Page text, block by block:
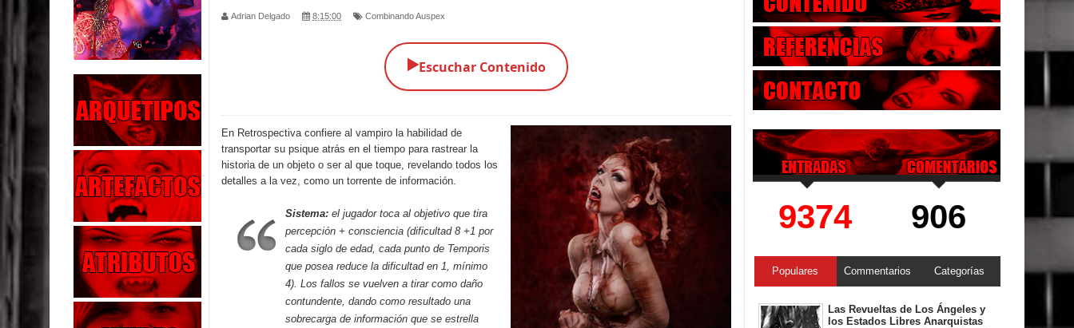
Parte 02: Los Muertos Gobiernan a los Vivos
Parte 01: Escondido a Plena Luz
Parte 02: El Enemigo de mi Enemigo
Parte 06: Coletazos
Parte 05: Los Horrores del Infierno
Parte 04: Oídos Sordos
Parte 03: La Traición
Parte 02: Vuelve el Hijo Prodigo
Parte 03: Reflexiones
Adrian Delgado 8:15:00 Combinando Auspex
▶️Escuchar Contenido
En Retrospectiva confiere al vampiro la habilidad de
transportar su psique atrás en el tiempo para rastrear la
historia de un objeto o ser al que toque, revelando todos los
detalles a la vez, como un torrente de información.
Sistema: el jugador toca al objetivo que tira
percepción + consciencia (dificultad 8 +1 por
cada siglo de edad, cada punto de Temporis
que posea reduce la dificultad en 1, mínimo
4). Los fallos se vuelven a tirar como daño
contundente, dando como resultado una
sobrecarga de información que se estrella
9374 906
Populares Commentarios Categorías
Las Revueltas de Los Ángeles y
los Estados Libres Anarquistas